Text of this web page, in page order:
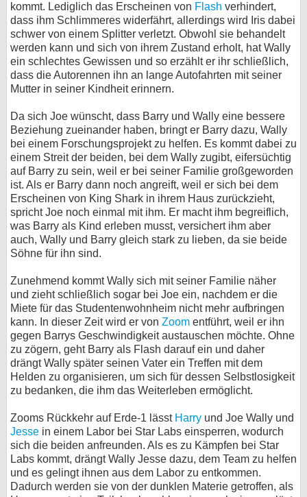
kommt. Lediglich das Erscheinen von Flash verhindert,
dass ihm Schlimmeres widerfährt, allerdings wird Iris dabei
schwer von einem Splitter verletzt. Obwohl sie behandelt
werden kann und sich von ihrem Zustand erholt, hat Wally
ein schlechtes Gewissen und so erzählt er ihr schließlich,
dass die Autorennen ihn an lange Autofahrten mit seiner
Mutter in seiner Kindheit erinnern.
Da sich Joe wünscht, dass Barry und Wally eine bessere
Beziehung zueinander haben, bringt er Barry dazu, Wally
bei einem Forschungsprojekt zu helfen. Es kommt dabei zu
einem Streit der beiden, bei dem Wally zugibt, eifersüchtig
auf Barry zu sein, weil er bei seiner Familie großgeworden
ist. Als er Barry dann noch angreift, weil er sich bei dem
Erscheinen von King Shark in ihrem Haus zurückzieht,
spricht Joe noch einmal mit ihm. Er macht ihm begreiflich,
was Barry als Kind erleben musst, versichert ihm aber
auch, Wally und Barry gleich stark zu lieben, da sie beide
Söhne für ihn sind.
Zunehmend kommt Wally sich mit seiner Familie näher
und zieht schließlich sogar bei Joe ein, nachdem er die
Miete für das Studentenwohnheim nicht mehr aufbringen
kann. In dieser Zeit wird er von Zoom entführt, weil er ihn
gegen Barrys Geschwindigkeit austauschen möchte. Ohne
zu zögern, geht Barry als Flash darauf ein und daher
drängt Wally später seinen Vater ein Treffen mit dem
Helden zu organisieren, um sich für dessen Selbstlosigkeit
zu bedanken, die ihm das Weiterleben ermöglicht.
Zooms Rückkehr auf Erde-1 lässt Harry und Joe Wally und
Jesse in einem Labor bei Star Labs einsperren, wodurch
sich die beiden anfreunden. Als es zu Kämpfen bei Star
Labs kommt, drängt Wally Jesse dazu, dem Team zu helfen
und es gelingt ihnen aus dem Labor zu entkommen.
Dadurch werden sie von der dunklen Materie getroffen, als